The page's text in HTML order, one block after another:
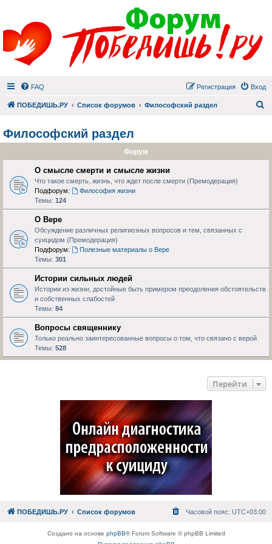
FAQ Вход
Регистрация
ПОБЕДИШЬ.РУ Список форумов Философский раздел
Философский раздел
Форум
О смысле смерти и смысле жизни
Что такое смерть, жизнь, что ждет после смерти (Премодерация)
Подфорум:
Философия жизни
Темы: 124
О Вере
Обсуждение различных религиозных вопросов и тем, связанных с
суицидом (Премодерация)
Подфорум:
Полезные материалы о Вере
Темы: 301
Истории сильных людей
Истории из жизни, достойные быть примером преодоления обстоятельств
и собственных слабостей
Темы: 84
Вопросы священнику
Только реально заинтересованные вопросы о том, что связано с верой
Темы: 528
Перейти
ПОБЕДИШЬ.РУ Список форумов Часовой пояс: UTC+03:00
Создано на основе phpBB® Forum Software © phpBB Limited